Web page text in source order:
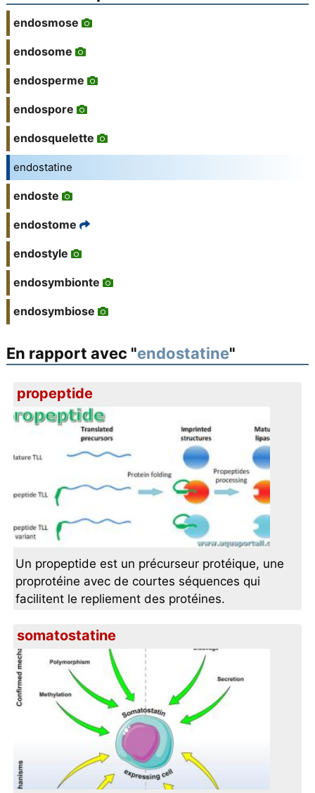
endosmose
endosome
endosperme
endospore
endosquelette
endostatine
endoste
endostome
endostyle
endosymbionte
endosymbiose
En rapport avec "endostatine"
propeptide
Un propeptide est un précurseur protéique, une
proprotéine avec de courtes séquences qui
facilitent le repliement des protéines.
somatostatine